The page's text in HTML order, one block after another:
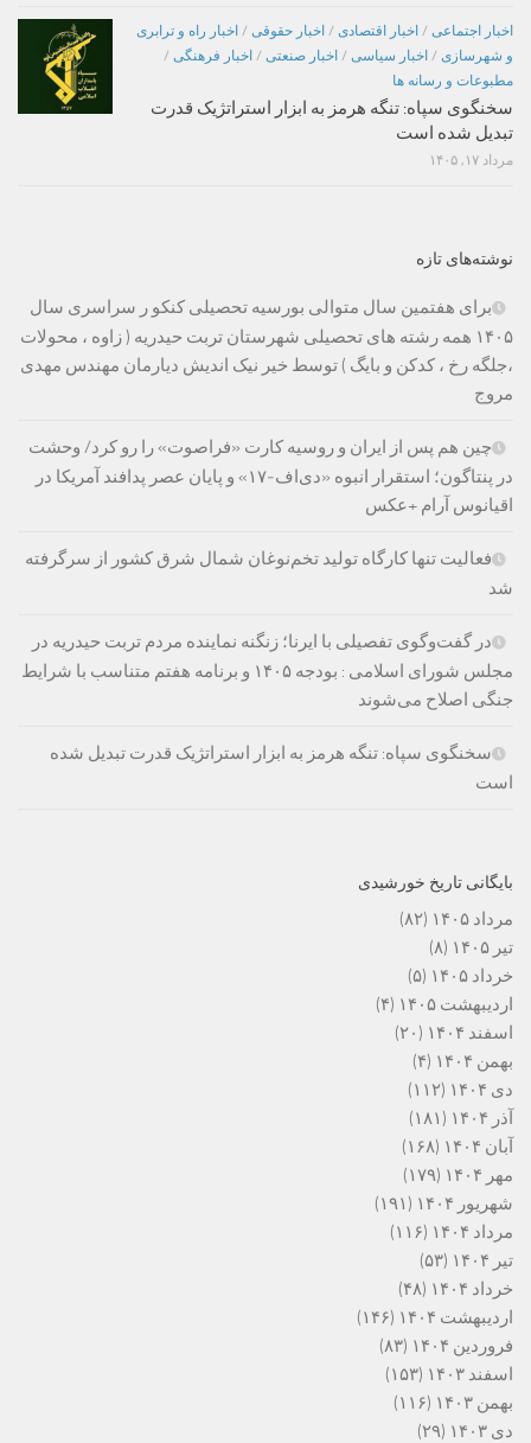
اخبار اجتماعی / اخبار اقتصادی / اخبار حقوقی / اخبار راه و ترابری
و شهرسازی / اخبار سیاسی / اخبار صنعتی / اخبار فرهنگی /
مطبوعات و رسانه ها
سخنگوی سپاه: تنگه هرمز به ابزار استراتژیک قدرت
تبدیل شده است
مرداد ۱۷, ۱۴۰۵
نوشته‌های تازه
برای هفتمین سال متوالی بورسیه تحصیلی کنکو ر سراسری سال
۱۴۰۵ همه رشته های تحصیلی شهرستان تربت حیدریه ( زاوه ، محولات
،جلگه رخ ، کدکن و بایگ ) توسط خیر نیک اندیش دیارمان مهندس مهدی
مروج
چین هم پس از ایران و روسیه کارت «فراصوت» را رو کرد/ وحشت
در پنتاگون؛ استقرار انبوه «دی‌اف‑۱۷» و پایان عصر پدافند آمریکا در
اقیانوس آرام +عکس
فعالیت تنها کارگاه تولید تخم‌نوغان شمال شرق کشور از سرگرفته
شد
در گفت‌وگوی تفصیلی با ایرنا؛ زنگنه نماینده مردم تربت حیدریه در
مجلس شورای اسلامی : بودجه ۱۴۰۵ و برنامه هفتم متناسب با شرایط
جنگی اصلاح می‌شوند
سخنگوی سپاه: تنگه هرمز به ابزار استراتژیک قدرت تبدیل شده
است
بایگانی تاریخ خورشیدی
مرداد ۱۴۰۵
(۸۲)
تیر ۱۴۰۵
(۸)
خرداد ۱۴۰۵
(۵)
اردیبهشت ۱۴۰۵
(۴)
اسفند ۱۴۰۴
(۲۰)
بهمن ۱۴۰۴
(۴)
دی ۱۴۰۴
(۱۱۲)
آذر ۱۴۰۴
(۱۸۱)
آبان ۱۴۰۴
(۱۶۸)
مهر ۱۴۰۴
(۱۷۹)
شهریور ۱۴۰۴
(۱۹۱)
مرداد ۱۴۰۴
(۱۱۶)
تیر ۱۴۰۴
(۵۳)
خرداد ۱۴۰۴
(۴۸)
اردیبهشت ۱۴۰۴
(۱۴۶)
فروردین ۱۴۰۴
(۸۳)
اسفند ۱۴۰۳
(۱۵۳)
بهمن ۱۴۰۳
(۱۱۶)
دی ۱۴۰۳
(۲۹)